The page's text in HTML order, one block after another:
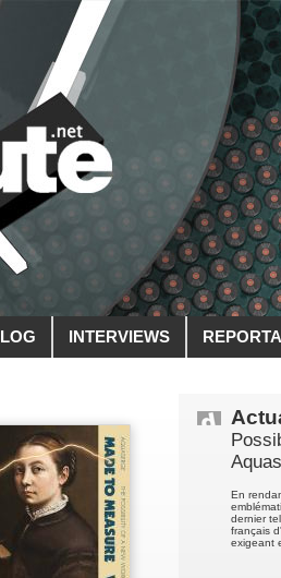
INTERVIEWS
En
dernier
français
exigeant